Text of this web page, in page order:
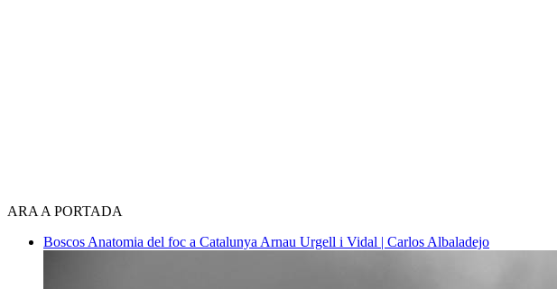
ARA A PORTADA
Boscos Anatomia del foc a Catalunya Arnau Urgell i Vidal | Carlos Albaladejo